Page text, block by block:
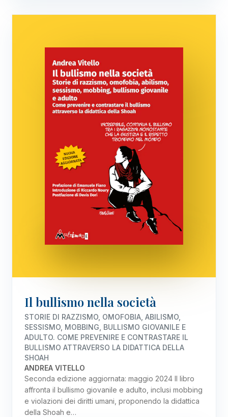
Il bullismo nella società
STORIE DI RAZZISMO, OMOFOBIA, ABILISMO,
SESSISMO, MOBBING, BULLISMO GIOVANILE E
ADULTO. COME PREVENIRE E CONTRASTARE IL
BULLISMO ATTRAVERSO LA DIDATTICA DELLA
SHOAH
ANDREA VITELLO
Seconda edizione aggiornata: maggio 2024 Il libro
affronta il bullismo giovanile e adulto, inclusi mobbing
e violazioni dei diritti umani, proponendo la didattica
della Shoah e…